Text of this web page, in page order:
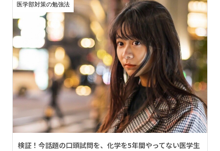
医学部対策の勉強法
検証！今話題の口頭試問を、化学を5年間やってない医学生